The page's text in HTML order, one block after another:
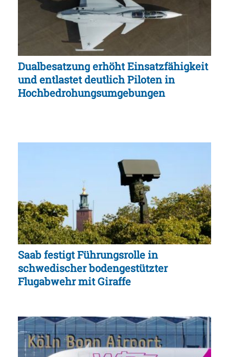
Dualbesatzung erhöht Einsatzfähigkeit
und entlastet deutlich Piloten in
Hochbedrohungsumgebungen
Saab festigt Führungsrolle in
schwedischer bodengestützter
Flugabwehr mit Giraffe